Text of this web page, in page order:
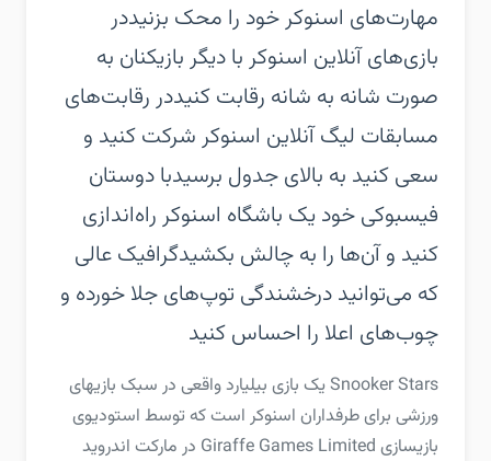
مهارت‌های اسنوکر خود را محک بزنید‏در
بازی‌های آنلاین اسنوکر با دیگر بازیکنان به
صورت شانه به شانه رقابت کنید‏در رقابت‌های
مسابقات لیگ آنلاین اسنوکر شرکت کنید و
سعی کنید به بالای جدول برسید‏با دوستان
فیسبوکی خود یک باشگاه اسنوکر راه‌اندازی
کنید و آن‌ها را به چالش بکشید‏گرافیک عالی
که می‌توانید درخشندگی توپ‌های جلا خورده و
چوب‌های اعلا را احساس کنید
‏‏Snooker Stars یک بازی بیلیارد واقعی در سبک بازیهای
ورزشی برای طرفداران اسنوکر است که توسط استودیوی
بازیسازی Giraffe Games Limited در مارکت اندروید